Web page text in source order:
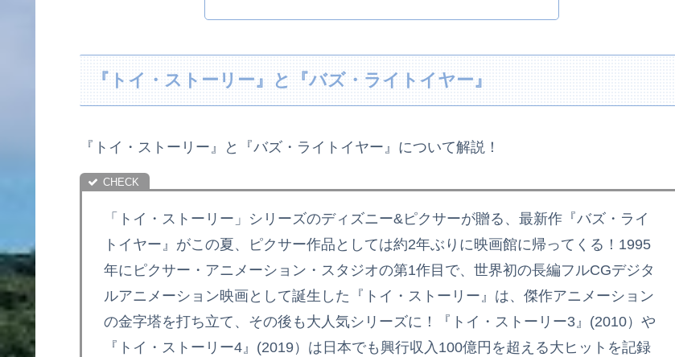
『トイ・ストーリー』と『バズ・ライトイヤー』
『トイ・ストーリー』と『バズ・ライトイヤー』について解説！
「トイ・ストーリー」シリーズのディズニー&ピクサーが贈る、最新作『バズ・ライ
トイヤー』がこの夏、ピクサー作品としては約2年ぶりに映画館に帰ってくる！1995
年にピクサー・アニメーション・スタジオの第1作目で、世界初の長編フルCGデジタ
ルアニメーション映画として誕生した『トイ・ストーリー』は、傑作アニメーション
の金字塔を打ち立て、その後も大人気シリーズに！『トイ・ストーリー3』(2010）や
『トイ・ストーリー4』(2019）は日本でも興行収入100億円を超える大ヒットを記録